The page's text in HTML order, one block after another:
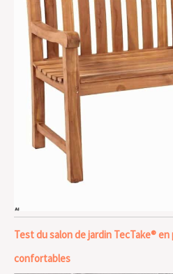
Test du salon de jardin TecTake®
confortables